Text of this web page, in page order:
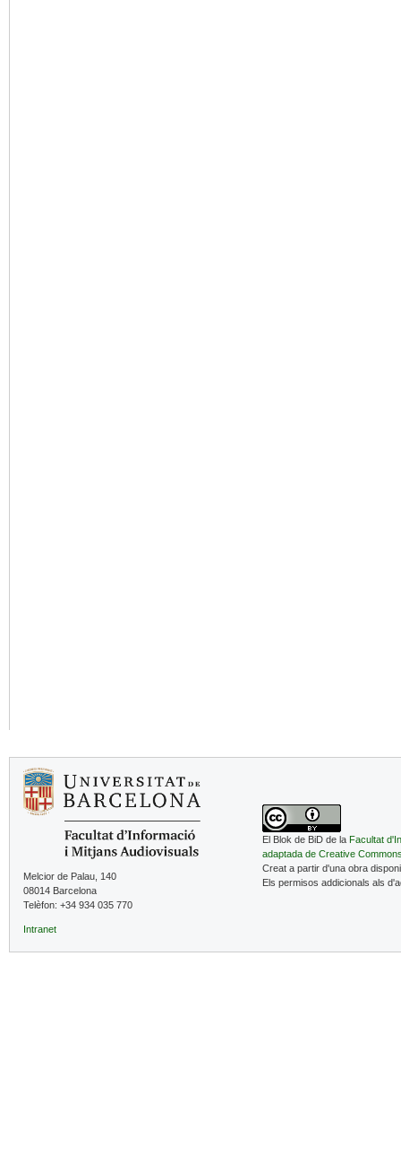
Melcior de Palau, 140
08014 Barcelona
Telèfon: +34 934 035 770
Intranet
El Blok de BiD de la Facultat
adaptada de Creative
Creat a partir d'una obra
Els permisos addicionals als